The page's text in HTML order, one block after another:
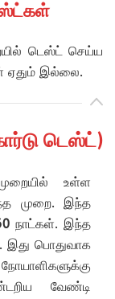
டெஸ்ட் செய்ய
ஏதும் இல்லை.
டெஸ்ட்)
உள்ள
முறை. இந்த
நாட்கள். இந்த
இது பொதுவாக
வேண்டி